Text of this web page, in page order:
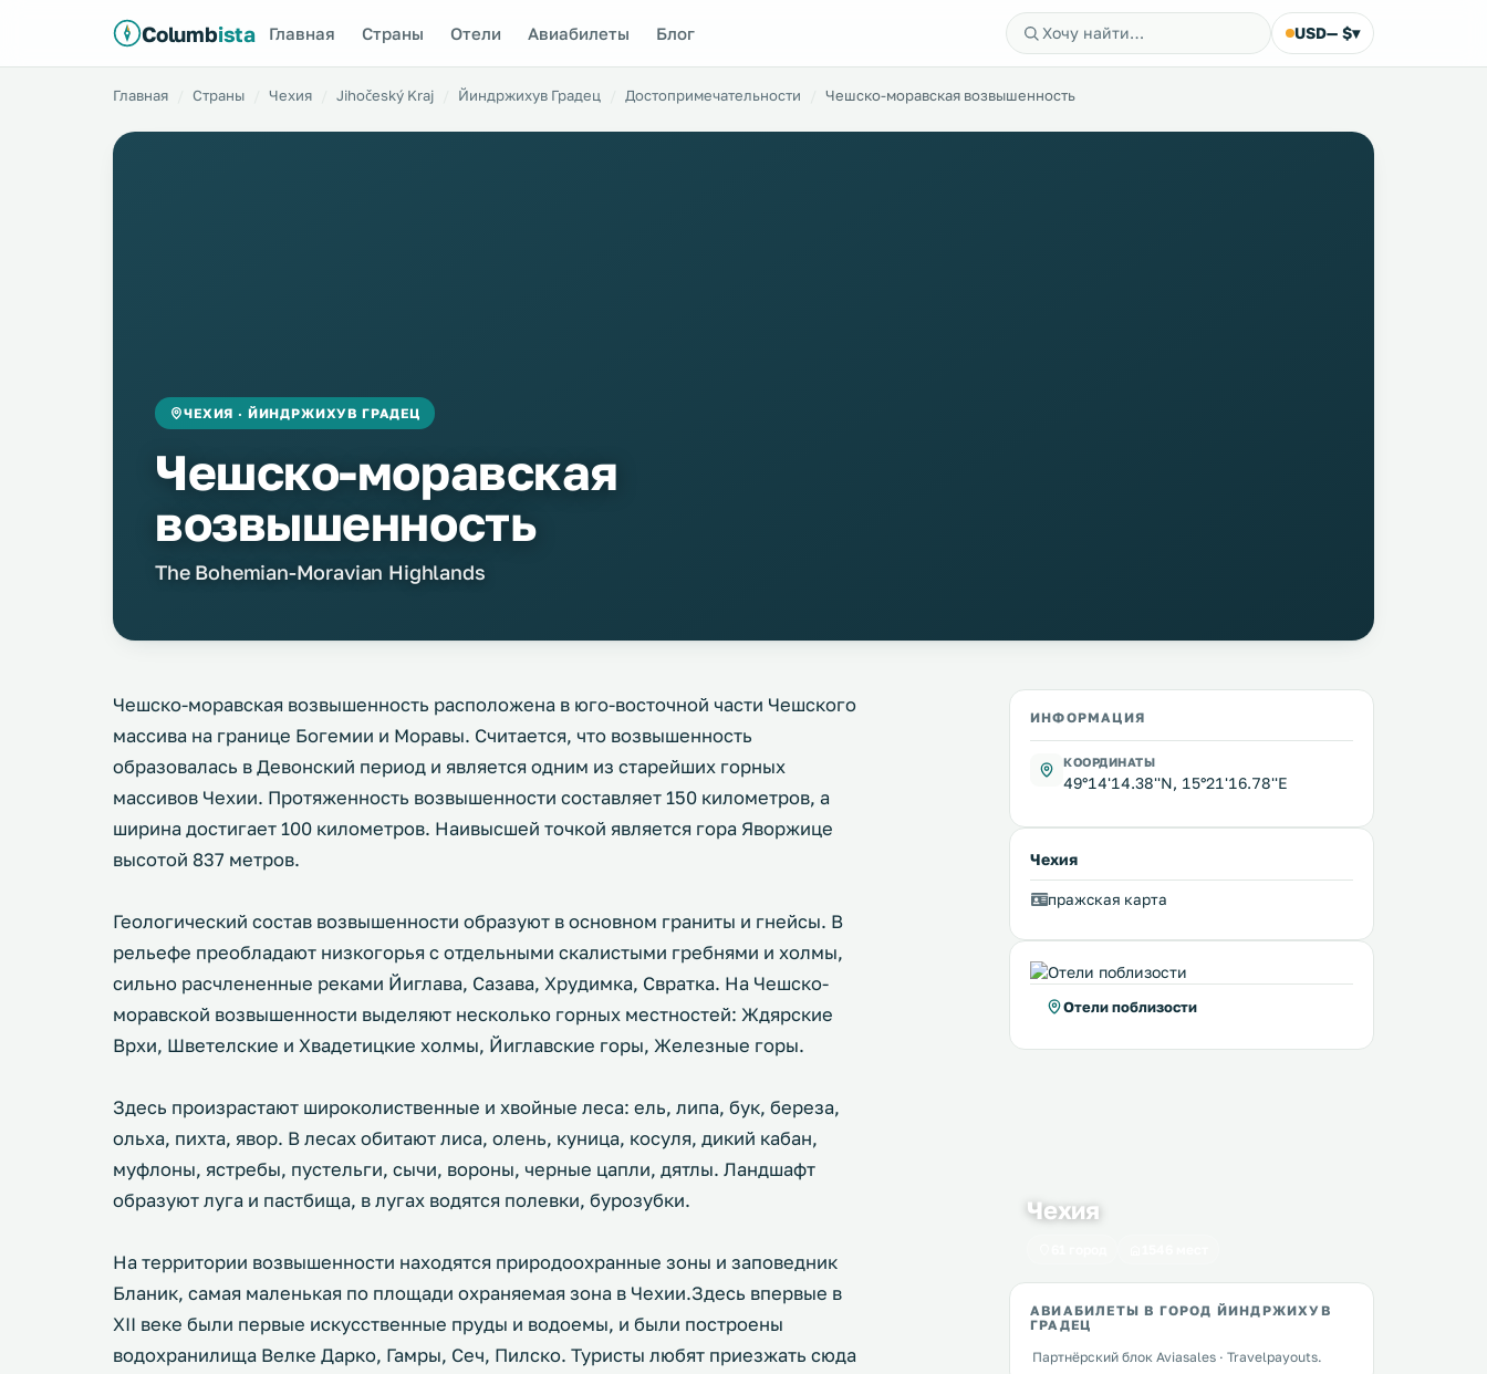
Columbista Главная Страны Отели Авиабилеты Блог USD— $▾
Главная Страны Чехия Jihočeský Kraj Йиндржихув Градец Достопримечательности Чешско-моравская возвышенность
ЧЕХИЯ · ЙИНДРЖИХУВ ГРАДЕЦ
Чешско-моравская
возвышенность
The Bohemian-Moravian Highlands
Чешско-моравская возвышенность расположена в юго-восточной части Чешского
массива на границе Богемии и Моравы. Считается, что возвышенность
образовалась в Девонский период и является одним из старейших горных
массивов Чехии. Протяженность возвышенности составляет 150 километров, а
ширина достигает 100 километров. Наивысшей точкой является гора Яворжице
высотой 837 метров.
Геологический состав возвышенности образуют в основном граниты и гнейсы. В
рельефе преобладают низкогорья с отдельными скалистыми гребнями и холмы,
сильно расчлененные реками Йиглава, Сазава, Хрудимка, Свратка. На Чешско-
моравской возвышенности выделяют несколько горных местностей: Ждярские
Врхи, Шветелские и Хвадетицкие холмы, Йиглавские горы, Железные горы.
Здесь произрастают широколиственные и хвойные леса: ель, липа, бук, береза,
ольха, пихта, явор. В лесах обитают лиса, олень, куница, косуля, дикий кабан,
муфлоны, ястребы, пустельги, сычи, вороны, черные цапли, дятлы. Ландшафт
образуют луга и пастбища, в лугах водятся полевки, бурозубки.
На территории возвышенности находятся природоохранные зоны и заповедник
Бланик, самая маленькая по площади охраняемая зона в Чехии.Здесь впервые в
XII веке были первые искусственные пруды и водоемы, и были построены
водохранилища Велке Дарко, Гамры, Сеч, Пилско. Туристы любят приезжать сюда
ИНФОРМАЦИЯ
КООРДИНАТЫ
49°14'14.38''N, 15°21'16.78''E
Чехия
пражская карта
Отели поблизости
Чехия
АВИАБИЛЕТЫ В ГОРОД ЙИНДРЖИХУВ
ГРАДЕЦ
Партнёрский блок Aviasales · Travelpayouts.